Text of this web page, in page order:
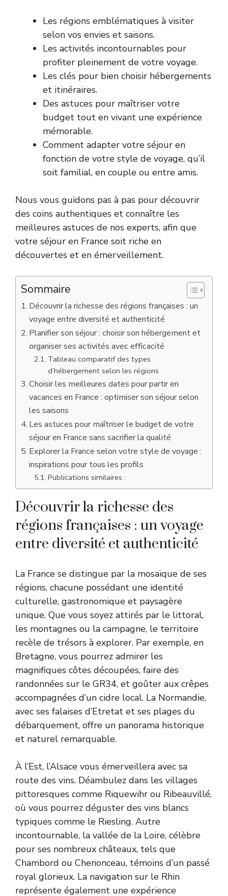
Les régions emblématiques à visiter
selon vos envies et saisons.
Les activités incontournables pour
profiter pleinement de votre voyage.
Les clés pour bien choisir hébergements
et itinéraires.
Des astuces pour maîtriser votre
budget tout en vivant une expérience
mémorable.
Comment adapter votre séjour en
fonction de votre style de voyage, qu’il
soit familial, en couple ou entre amis.
Nous vous guidons pas à pas pour découvrir
des coins authentiques et connaître les
meilleures astuces de nos experts, afin que
votre séjour en France soit riche en
découvertes et en émerveillement.
Sommaire
Découvrir la richesse des régions françaises : un
voyage entre diversité et authenticité
Planifier son séjour : choisir son hébergement et
organiser ses activités avec efficacité
Tableau comparatif des types
d’hébergement selon les régions
Choisir les meilleures dates pour partir en
vacances en France : optimiser son séjour selon
les saisons
Les astuces pour maîtriser le budget de votre
séjour en France sans sacrifier la qualité
Explorer la France selon votre style de voyage :
inspirations pour tous les profils
Publications similaires :
Découvrir la richesse des
régions françaises : un voyage
entre diversité et authenticité
La France se distingue par la mosaïque de ses
régions, chacune possédant une identité
culturelle, gastronomique et paysagère
unique. Que vous soyez attirés par le littoral,
les montagnes ou la campagne, le territoire
recèle de trésors à explorer. Par exemple, en
Bretagne, vous pourrez admirer les
magnifiques côtes découpées, faire des
randonnées sur le GR34, et goûter aux crêpes
accompagnées d’un cidre local. La Normandie,
avec ses falaises d’Etretat et ses plages du
débarquement, offre un panorama historique
et naturel remarquable.
À l’Est, l’Alsace vous émerveillera avec sa
route des vins. Déambulez dans les villages
pittoresques comme Riquewihr ou Ribeauvillé,
où vous pourrez déguster des vins blancs
typiques comme le Riesling. Autre
incontournable, la vallée de la Loire, célèbre
pour ses nombreux châteaux, tels que
Chambord ou Chenonceau, témoins d’un passé
royal glorieux. La navigation sur le Rhin
représente également une expérience